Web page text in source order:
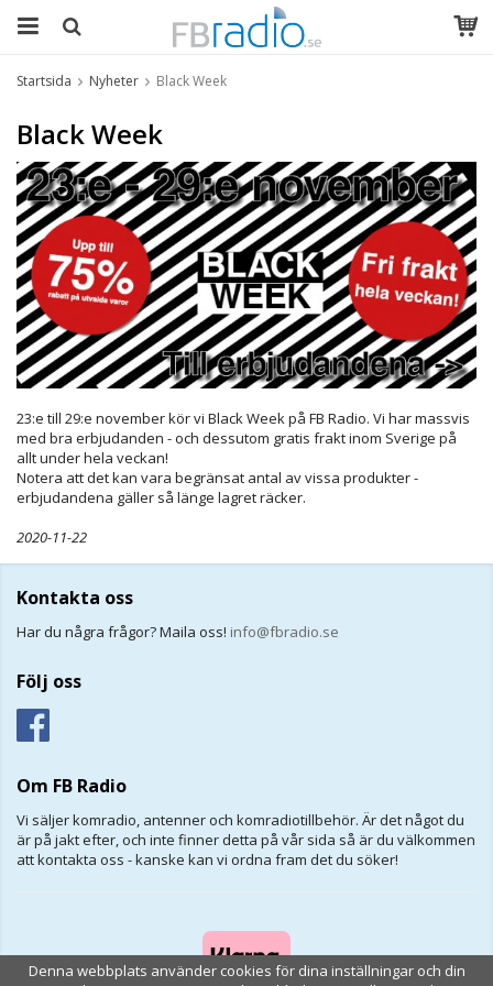
Startsida Nyheter Black Week
Black Week
23:e till 29:e november kör vi Black Week på FB Radio. Vi har massvis
med bra erbjudanden - och dessutom gratis frakt inom Sverige på
allt under hela veckan!
Notera att det kan vara begränsat antal av vissa produkter -
erbjudandena gäller så länge lagret räcker.
2020-11-22
Kontakta oss
Har du några frågor? Maila oss! info@fbradio.se
Följ oss
Om FB Radio
Vi säljer komradio, antenner och komradiotillbehör. Är det något du
är på jakt efter, och inte finner detta på vår sida så är du välkommen
att kontakta oss - kanske kan vi ordna fram det du söker!
Denna webbplats använder cookies för dina inställningar och din